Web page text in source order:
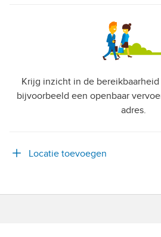
Krijg inzicht in de
bijvoorbeeld een openbaar
adres.
Locatie toevoegen